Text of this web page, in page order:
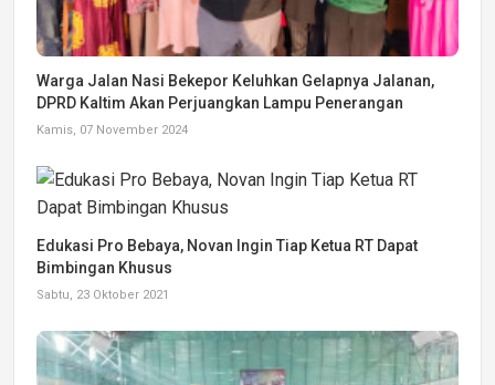
Warga Jalan Nasi Bekepor Keluhkan Gelapnya Jalanan,
DPRD Kaltim Akan Perjuangkan Lampu Penerangan
Kamis, 07 November 2024
Edukasi Pro Bebaya, Novan Ingin Tiap Ketua RT Dapat
Bimbingan Khusus
Sabtu, 23 Oktober 2021